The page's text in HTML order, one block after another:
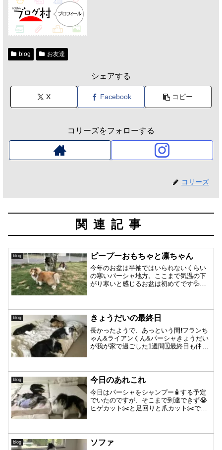
blog お友達
シェアする
X Facebook コピー
コリーズをフォローする
コリーズ
関連記事
blog ピープーおもちゃと凛ちゃん
今年のお盆は半袖ではいられないくらい
の寒いパーシャ地方。ここまで気温の下
がり寒いと感じるお盆は初めてです💦暑
も〜順調で元気に外活❗️凛ちゃんと〜詩ち
ゃん効果ですね😁連日...
blog きょうだいの最終日
長かったようで、あっという間❗️フランち
ゃん&ライアンくん&パーシャきょうだい
が我が家で過ごした1週間🗓最終日も仲良
それでもって、お姉ちゃんにくっ付いて
寝ているのがパー...
blog 今日のあれこれ
今日はパーシャをシャンプー🧴する予定
でいたのですが、そこまで到達できず😭
ヒゲカット✂️と足回りと爪カット✂️で終
笑撮るのを忘れて、寝てるパーシャを起
こしても全く起きない...
blog ソファ